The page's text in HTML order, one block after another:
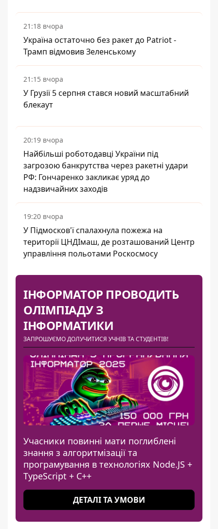
21:18 вчора
Україна остаточно без ракет до Patriot -
Трамп відмовив Зеленському
21:15 вчора
У Грузії 5 серпня стався новий масштабний
блекаут
20:19 вчора
Найбільші роботодавці України під
загрозою банкрутства через ракетні удари
РФ: Гончаренко закликає уряд до
надзвичайних заходів
19:20 вчора
У Підмосков'ї спалахнула пожежа на
території ЦНДІмаш, де розташований Центр
управління польотами Роскосмосу
ІНФОРМАТОР ПРОВОДИТЬ
ОЛІМПІАДУ З
ІНФОРМАТИКИ
ЗАПРОШУЄМО ДОЛУЧИТИСЯ УЧНІВ ТА СТУДЕНТІВ!
Учасники повинні мати поглиблені
знання з алгоритмізації та
програмування в технологіях Node.JS +
TypeScript + C++
ДЕТАЛІ ТА УМОВИ